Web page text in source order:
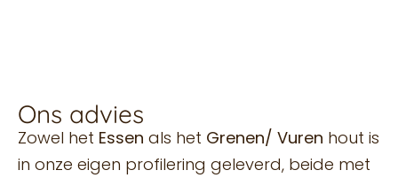
Ons advies
Zowel het Essen als het Grenen/ Vuren hout is
in onze eigen profilering geleverd, beide met